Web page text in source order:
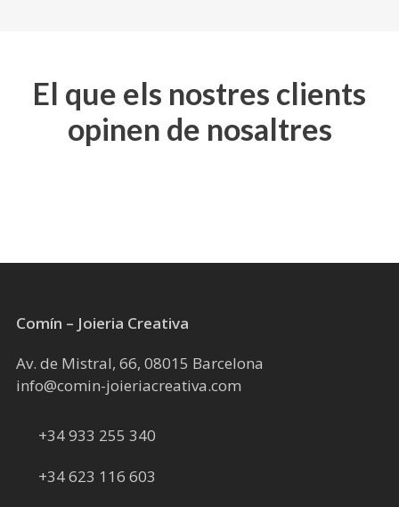
El que els nostres clients
opinen de nosaltres
Comín – Joieria Creativa
Av. de Mistral, 66, 08015 Barcelona
info@comin-joieriacreativa.com
+34 933 255 340
+34 623 116 603